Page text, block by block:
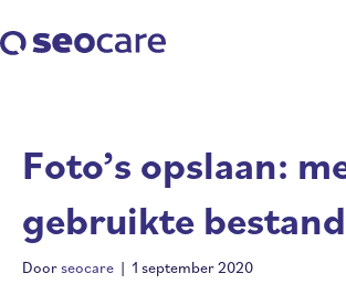
Foto’s opslaan:
gebruikte
Doorseocare | 1 september 2020